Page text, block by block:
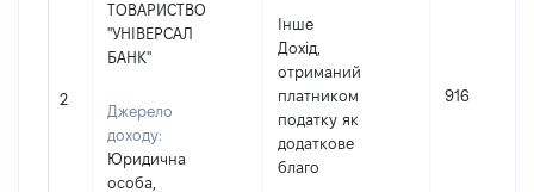
2
ТОВАРИСТВО
"УНІВЕРСАЛ
БАНК"
Джерело
доходу:
Юридична
особа,
Інше
Дохід,
отриманий
платником
податку як
додаткове
благо
916